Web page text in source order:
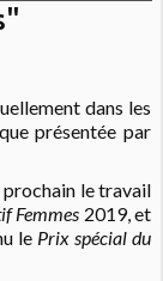
dans les
présentée par
le travail
Femmes 2019, et
le Prix spécial du